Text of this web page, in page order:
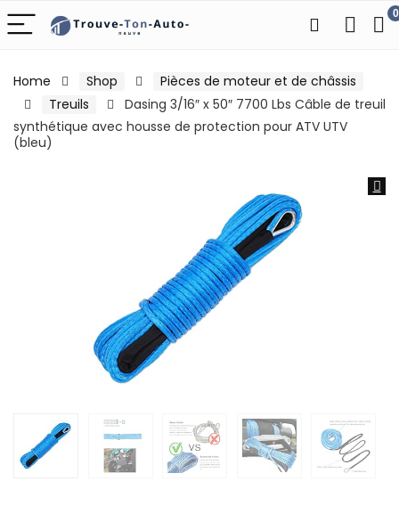
0
Home Shop
Pièces de moteur et de châssis
Treuils
Dasing 3/16″ x 50″ 7700 Lbs Câble de treuil
synthétique avec housse de protection pour ATV UTV
(bleu)